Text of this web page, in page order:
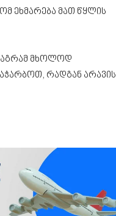
ეხმარება მათ წყლის
მხოლოდ
რადგან არავის